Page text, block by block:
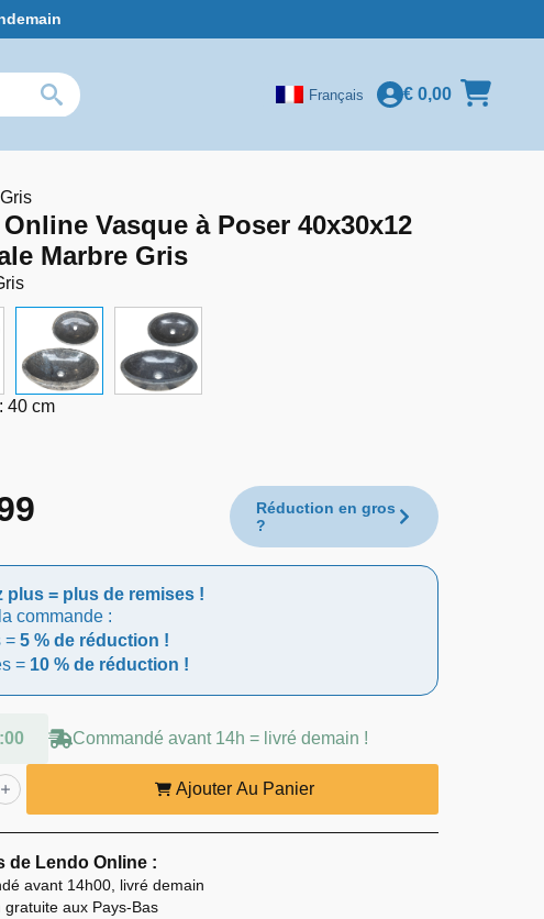
Français € 0,00
Vasque à Poser 40x30x12
Marbre Gris
40 cm
Réduction en gros
?
plus = plus de remises !
commande :
= 5 % de réduction !
= 10 % de réduction !
00
Commandé avant 14h = livré demain !
Ajouter Au Panier
de Lendo Online :
avant 14h00, livré demain
gratuite aux Pays-Bas